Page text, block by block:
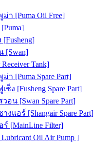
า [Puma Oil Free]
[Swan]
Tank]
[Puma Spare Part]
ง [Fusheng Spare Part]
น [Swan Spare Part]
แอร์ [Shangair Spare Part]
[MainLine Filter]
Oil Air Pump ]